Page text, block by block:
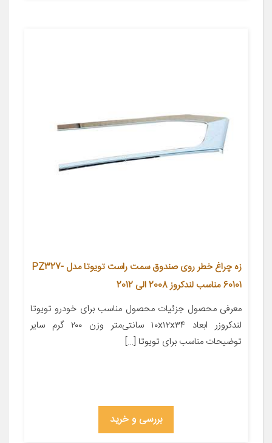
زه چراغ خطر روی صندوق سمت راست تویوتا مدل PZ327-
60101 مناسب لندکروز 2008 الی 2012
معرفی محصول جزئیات محصول مناسب برای خودرو تویوتا
لندکروزر ابعاد ۱۰x۱۲x۳۴ سانتی‌متر وزن ۲۰۰ گرم سایر
توضیحات مناسب برای تویوتا […]
بررسی و خرید